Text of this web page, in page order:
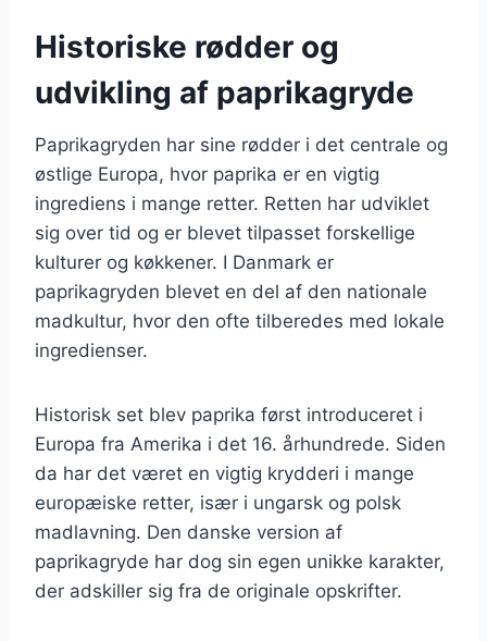
Historiske rødder og
udvikling af paprikagryde
Paprikagryden har sine rødder i det centrale og
østlige Europa, hvor paprika er en vigtig
ingrediens i mange retter. Retten har udviklet
sig over tid og er blevet tilpasset forskellige
kulturer og køkkener. I Danmark er
paprikagryden blevet en del af den nationale
madkultur, hvor den ofte tilberedes med lokale
ingredienser.
Historisk set blev paprika først introduceret i
Europa fra Amerika i det 16. århundrede. Siden
da har det været en vigtig krydderi i mange
europæiske retter, især i ungarsk og polsk
madlavning. Den danske version af
paprikagryde har dog sin egen unikke karakter,
der adskiller sig fra de originale opskrifter.